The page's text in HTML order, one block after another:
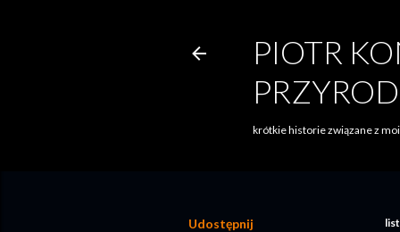
PIOTR
krótkie historie związane z
Udostępnij